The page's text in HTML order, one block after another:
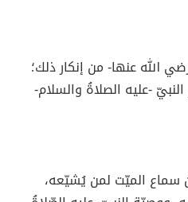
الله عنها- من إنكار ذلك؛
-عليه الصلاةُ والسلام-
الميّت لمن يُشيّعه،